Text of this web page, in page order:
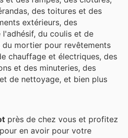
des toitures et des
extérieurs, des
du coulis et de
mortier pour revêtements
chauffage et électriques, des
et des minuteries, des
de nettoyage, et bien plus
près de chez vous et profitez
en avoir pour votre